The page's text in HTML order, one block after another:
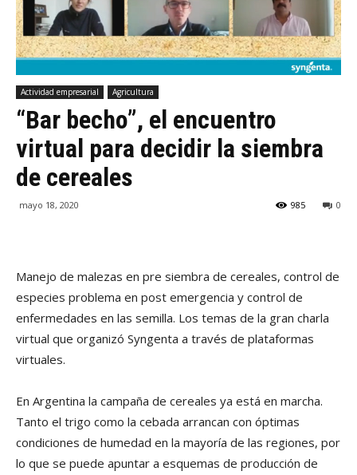
Actividad empresarial Agricultura
“Bar becho”, el encuentro
virtual para decidir la siembra
de cereales
mayo 18, 2020 0
985
Manejo de malezas en pre siembra de cereales, control de
especies problema en post emergencia y control de
enfermedades en las semilla. Los temas de la gran charla
virtual que organizó Syngenta a través de plataformas
virtuales.
En Argentina la campaña de cereales ya está en marcha.
Tanto el trigo como la cebada arrancan con óptimas
condiciones de humedad en la mayoría de las regiones, por
lo que se puede apuntar a esquemas de producción de